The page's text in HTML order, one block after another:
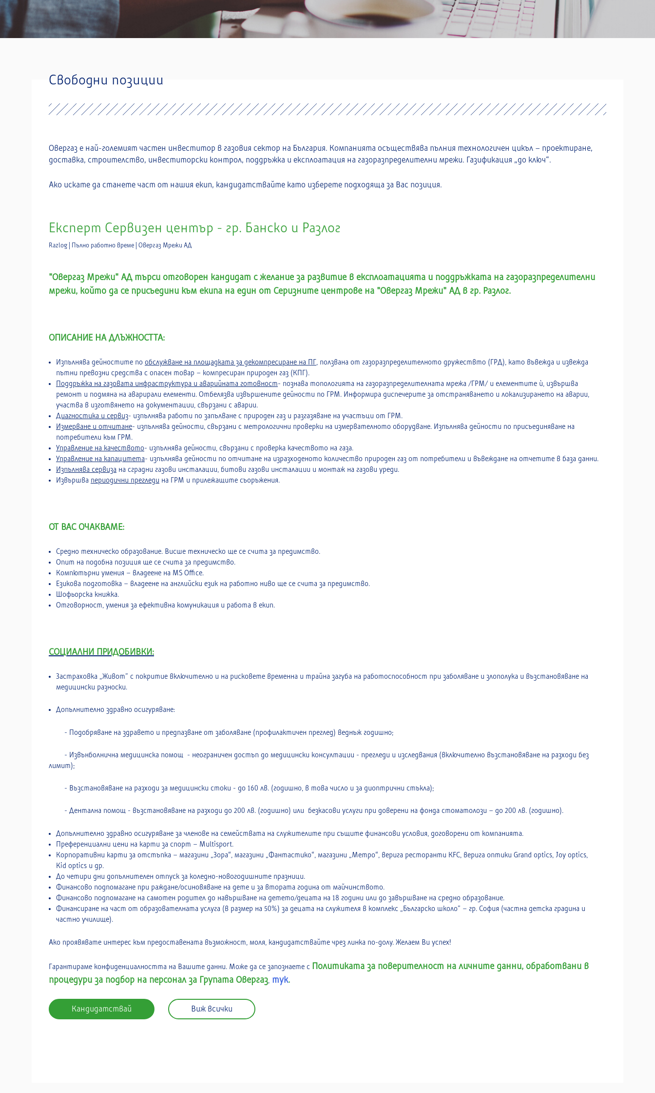
Свободни позиции
Овергаз е най-големият частен инвеститор в газовия сектор на България. Компанията осъществява пълния технологичен цикъл – проектиране,
доставка, строителство, инвеститорски контрол, поддръжка и експлоатация на газоразпределителни мрежи. Газификация „до ключ“.
Ако искате да станете част от нашия екип, кандидатствайте като изберете подходяща за Вас позиция.
Експерт Сервизен център - гр. Банско и Разлог
Razlog | Пълно работно време | Овергаз Мрежи АД
"Овергаз Мрежи" АД търси отговорен кандидат с желание за развитие в експлоатацията и поддръжката на газоразпределителни
мрежи, който да се присъедини към екипа на един от Серизните центрове на "Овергаз Мрежи" АД в гр. Разлог.
ОПИСАНИЕ НА ДЛЪЖНОСТТА:
Изпълнява дейностите по обслужване на площадката за декомпресиране на ПГ , ползвана от газоразпределителното дружествто (ГРД), като въвежда и извежда
пътни превозни средства с опасен товар – компресиран природен газ (КПГ).
Поддръжка на газовата инфраструктура и аварийната готовност- познава топологията на газоразпределителната мрежа /ГРМ/ и елементите й, извършва
ремонт и подмяна на аварирали елементи. Отбелязва извършените дейности по ГРМ. Информира диспечерите за отстраняването и локализирането на аварии,
участва в изготвянето на документации, свързани с аварии.
Диагностика и сервиз- изпълнява работи по запълване с природен газ и разгазяване на участъци от ГРМ.
Измерване и отчитане- изпълнява дейности, свързани с метрологични проверки на измервателното оборудване. Изпълнява дейности по присъединяване на
потребители към ГРМ.
Управление на качеството- изпълнява дейности, свързани с проверка качеството на газа.
Управление на капацитета- изпълнява дейности по отчитане на изразходеното количество природен газ от потребители и въвеждане на отчетите в база данни.
Изпълнява сервиза на сградни газови инсталации, битови газови инсталации и монтаж на газови уреди.
Извършва периодични прегледи на ГРМ и прилежащите съоръжения.
ОТ ВАС ОЧАКВАМЕ:
Средно техническо образование. Висше техническо ще се счита за предимство.
Опит на подобна позиция ще се счита за предимство.
Компютърни умения – владеене на MS Office.
Езикова подготовка – владеене на английски език на работно ниво ще се счита за предимство.
Шофьорска книжка.
Отговорност, умения за ефективна комуникация и работа в екип.
СОЦИАЛНИ ПРИДОБИВКИ:
Застраховка „Живот” с покритие включително и на рисковете временна и трайна загуба на работоспособност при заболяване и злополука и възстановяване на
медицински разноски.
Допълнително здравно осигуряване:
- Подобряване на здравето и предпазване от заболяване (профилактичен преглед) веднъж годишно;
- Извънболнична медицинска помощ - неограничен достъп до медицински консултации - прегледи и изследвания (включително възстановяване на разходи без
лимит);
- Възстановяване на разходи за медицински стоки - до 160 лв. (годишно, в това число и за диоптрични стъкла);
- Дентална помощ - възстановяване на разходи до 200 лв. (годишно) или безкасови услуги при доверени на фонда стоматолози – до 200 лв. (годишно).
Допълнително здравно осигуряване за членове на семействата на служителите при същите финансови условия, договорени от компанията.
Преференциални цени на карти за спорт – Multisport.
Корпоративни карти за отстъпка – магазини „Зора“, магазини „Фантастико“, магазини „Метро“, верига ресторанти KFC, верига оптики Grand optics, Joy optics,
Kid optics и др.
До четири дни допълнителен отпуск за коледно-новогодишните празници.
Финансово подпомагане при раждане/осиновяване на дете и за втората година от майчинството.
Финансово подпомагане на самотен родител до навършване на детето/децата на 18 години или до завършване на средно образование.
Финансиране на част от образователната услуга (в размер на 50%) за децата на служителя в комплекс „Българско школо” – гр. София (частна детска градина и
частно училище).
Ако проявявате интерес към предоставената възможност, моля, кандидатствайте чрез линка по-долу. Желаем Ви успех!
Гарантираме конфиденциалността на Вашите данни. Може да се запознаете с Политиката за поверителност на личните данни, обработвани в
процедури за подбор на персонал за Групата Овергаз тук.
Кандидатствай Виж всички